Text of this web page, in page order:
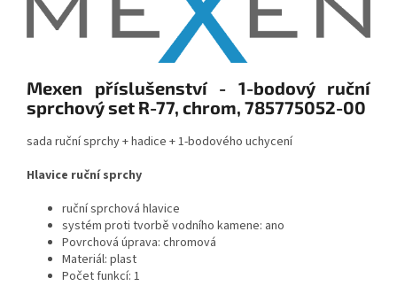
Mexen příslušenství - 1-bodový ruční
sprchový set R-77, chrom, 785775052-00
sada ruční sprchy + hadice + 1-bodového uchycení
Hlavice ruční sprchy
ruční sprchová hlavice
systém proti tvorbě vodního kamene: ano
Povrchová úprava: chromová
Materiál: plast
Počet funkcí: 1